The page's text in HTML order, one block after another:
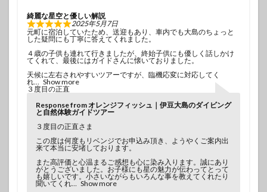
綺麗な星空と優しい解説
2025年5月7日
元町に宿泊していたため、送迎もあり、車内でも大島のちょっと
した疑問にも丁寧に答えてくれました。
４歳の子供も連れて行きましたが、終始子供にも優しく話しかけ
てくれて、最後にはガイドさんに懐いておりました。
天候に左右されやすいツアーですが、臨機応変に対応してく
れ
Show more
３度目の正直
Response from オレンジフィッシュ｜伊豆大島のダイビング
と自然体験ガイドツアー
３度目の正直さま
この度は何度もリベンジでお申込み頂き、ようやくご案内出
来て本当に安堵しております。
また高評価と心温まるご感想も心に染み入ります。誠にあり
がとうございました。お子様にも星の魅力が伝わってとって
も嬉しいです。小さいながらもいろんな事を教えてくれたり
聞いてくれ
Show more